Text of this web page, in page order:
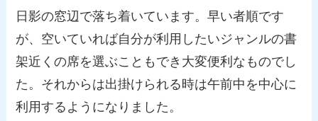
日影の窓辺で落ち着いています。早い者順です
が、空いていれば自分が利用したいジャンルの書
架近くの席を選ぶこともでき大変便利なものでし
た。それからは出掛けられる時は午前中を中心に
利用するようになりました。